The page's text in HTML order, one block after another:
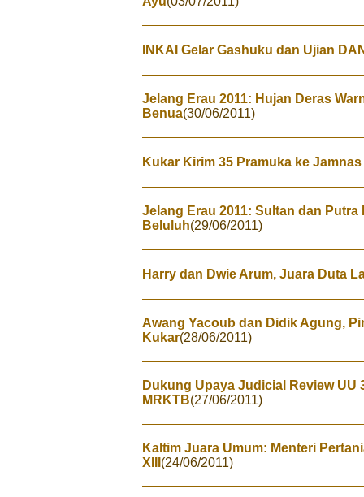
INKAI Gelar Gashuku dan Ujian
Jelang Erau 2011: Hujan Deras
Benua(30/06/2011)
Kukar Kirim 35 Pramuka ke
Jelang Erau 2011: Sultan dan
Beluluh(29/06/2011)
Harry dan Dwie Arum, Juara Duta
Awang Yacoub dan Didik Agung,
Kukar(28/06/2011)
Dukung Upaya Judicial Review UU
MRKTB(27/06/2011)
Kaltim Juara Umum: Menteri
XIII (24/06/2011)